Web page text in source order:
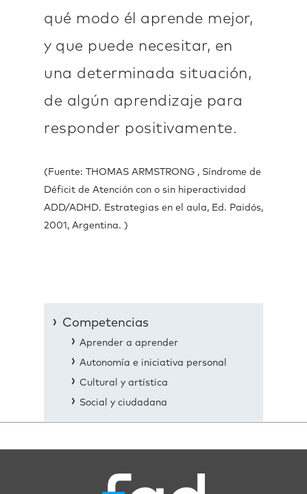
qué modo él aprende mejor,
y que puede necesitar, en
una determinada situación,
de algún aprendizaje para
responder positivamente.
(Fuente: THOMAS ARMSTRONG , Síndrome de
Déficit de Atención con o sin hiperactividad
ADD/ADHD. Estrategias en el aula, Ed. Paidós,
2001, Argentina. )
Competencias
Aprender a aprender
Autonomía e iniciativa personal
Cultural y artística
Social y ciudadana